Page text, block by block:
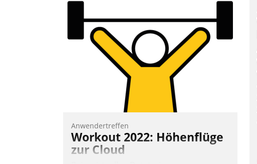
Anwendertreffen
Workout 2022: Höhenflüge
zur Cloud